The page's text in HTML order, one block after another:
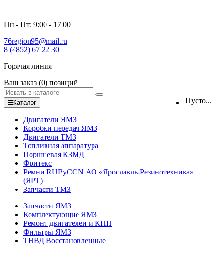
Пн - Пт: 9:00 - 17:00
76region95@mail.ru
8 (4852) 67 22 30
Горячая линия
Ваш заказ (0) позиций
Пусто...
Каталог
Двигатели ЯМЗ
Коробки передач ЯМЗ
Двигатели ТМЗ
Топливная аппаратура
Поршневая КЗМД
Фритекс
Ремни RUByCON АО «Ярославль-Резинотехника»
(ЯРТ)
Запчасти ТМЗ
Запчасти ЯМЗ
Комплектующие ЯМЗ
Ремонт двигателей и КПП
Фильтры ЯМЗ
ТНВД Восстановленные